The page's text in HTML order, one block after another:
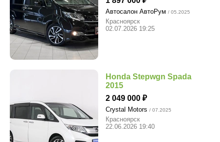
Автосалон АвтоРум / 05.2025
Красноярск
02.07.2026 19:25
Honda Stepwgn Spada
2015
2 049 000
Crystal Motors / 07.2025
Красноярск
22.06.2026 19:40